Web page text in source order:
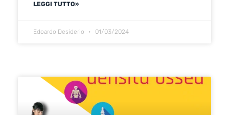
LEGGI TUTTO»
Edoardo Desiderio 01/03/2024